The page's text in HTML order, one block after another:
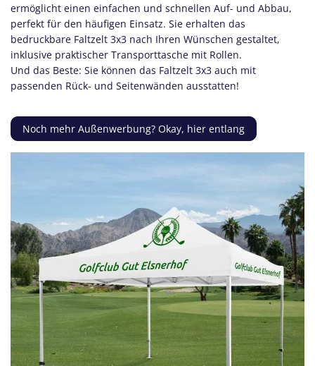
ermöglicht einen einfachen und schnellen Auf- und Abbau,
perfekt für den häufigen Einsatz. Sie erhalten das
bedruckbare Faltzelt 3x3 nach Ihren Wünschen gestaltet,
inklusive praktischer Transporttasche mit Rollen.
Und das Beste: Sie können das Faltzelt 3x3 auch mit
passenden Rück- und Seitenwänden ausstatten!
Noch mehr Außenwerbung? Okay, hier entlang